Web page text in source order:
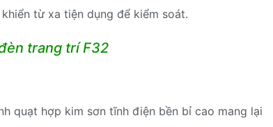
từ xa tiện dụng để kiểm soát.
trang trí F32
quạt hợp kim sơn tĩnh điện bền bỉ cao mang lại